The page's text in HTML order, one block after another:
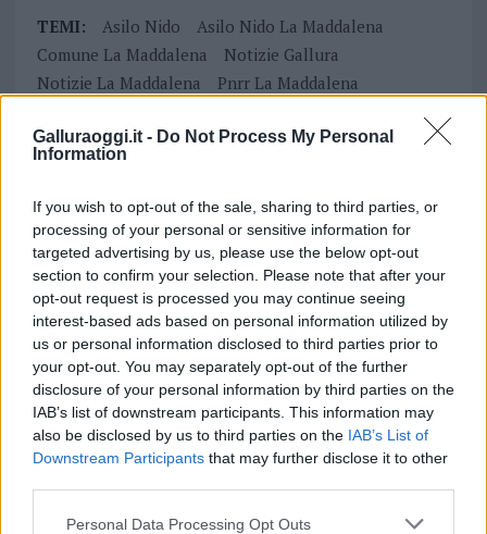
Galluraoggi.it - Do Not Process My Personal
Information
If you wish to opt-out of the sale, sharing to third parties, or
processing of your personal or sensitive information for
targeted advertising by us, please use the below opt-out
section to confirm your selection. Please note that after your
opt-out request is processed you may continue seeing
interest-based ads based on personal information utilized by
us or personal information disclosed to third parties prior to
your opt-out. You may separately opt-out of the further
disclosure of your personal information by third parties on the
IAB’s list of downstream participants. This information may
also be disclosed by us to third parties on the IAB’s List of
Downstream Participants that may further disclose it to other
Please note that this website/app uses one or more Google
Personal Data Processing Opt Outs
TEMI: Asilo Nido
Asilo Nido La Maddalena
Comune La Maddalena
Notizie Gallura
Notizie La Maddalena
Pnrr La Maddalena
Notizie in tempo reale?
Inviaci le tue segnalazioni,
i tuoi video e le tue foto
Su WhatsApp al numero +39
345 356 7512